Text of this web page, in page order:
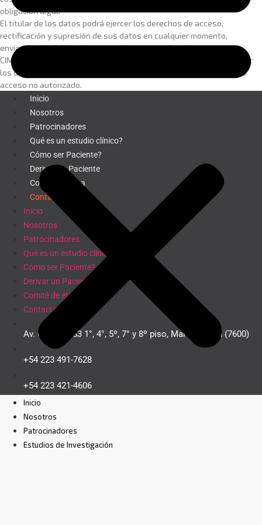
Inicio
Nosotros
Patrocinadores
Estudios de Investigación
obligación legal.
El titular de los datos podrá ejercer los derechos de acceso,
rectificación y supresión de sus datos en cualquier momento,
enviando una solicitud arecursoshumanos@cimmdp.com
CIMMDP adopta las medidas de seguridad necesarias para proteger
los datos personales y evitar su alteración, pérdida, tratamiento o
acceso no autorizado.
Inicio
Nosotros
Patrocinadores
Qué es un estudio clínico?
Cómo ser Paciente?
Derivar un Paciente
Comité de ética
Contacto
Inicio
Nosotros
Patrocinadores
Qué es un estudio clínico?
Cómo ser Paciente?
Derivar un Paciente
Comité de ética
Contacto
Av. Colón 3083 1°, 4°, 5º, 7° y 8º piso, Mar del Plata (7600)
+54 223 491-7628
+54 223 421-4606
cimresearch@cimmdp.com